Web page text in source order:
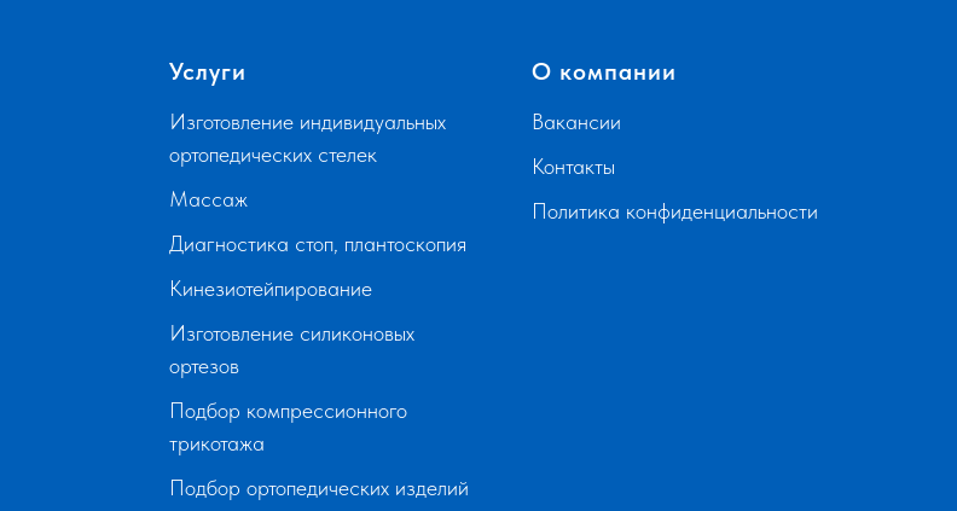
Услуги
Изготовление индивидуальных
ортопедических стелек
Массаж
Диагностика стоп, плантоскопия
Кинезиотейпирование
Изготовление силиконовых
ортезов
Подбор компрессионного
трикотажа
Подбор ортопедических изделий
О компании
Вакансии
Контакты
Политика конфиденциальности